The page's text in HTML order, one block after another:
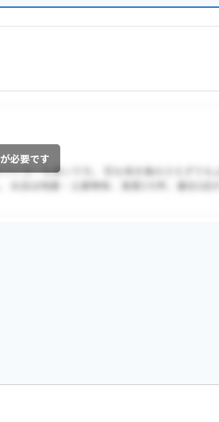
が必要です